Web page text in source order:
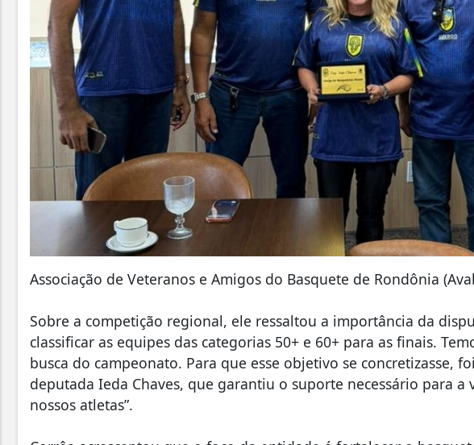
Associação de Veteranos e Amigos do Basquete de Rondônia
Sobre a competição regional, ele ressaltou a importância da
classificar as equipes das categorias 50+ e 60+ para as finais.
busca do campeonato. Para que esse objetivo se concretizasse,
deputada Ieda Chaves, que garantiu o suporte necessário para a
nossos atletas”.